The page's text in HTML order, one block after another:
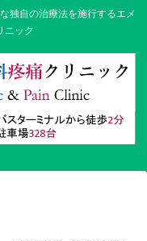
独自の治療法を施行するエメ
ニック